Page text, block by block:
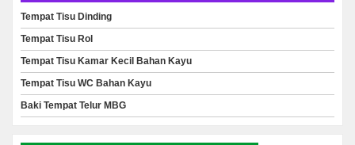
Tempat Tisu Dinding
Tempat Tisu Rol
Tempat Tisu Kamar Kecil Bahan Kayu
Tempat Tisu WC Bahan Kayu
Baki Tempat Telur MBG